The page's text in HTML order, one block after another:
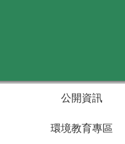
公開資訊
環境教育專區